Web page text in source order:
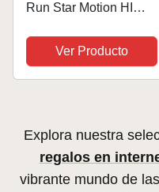
Run Star Motion HI
Naranja Oscuro (4)
Ver Producto
Explora nuestra
regalos en
vibrante mundo de las